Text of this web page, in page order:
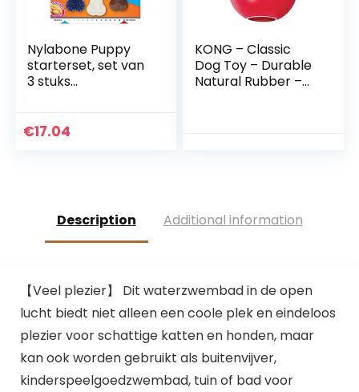
Nylabone Puppy
starterset, set van
3 stuks
kauwbeenderen,
€17.04
KONG – Classic
Dog Toy – Durable
Natural Rubber –
Description Additional information
【Veel plezier】 Dit waterzwembad in de open
lucht biedt niet alleen een coole plek en eindeloos
plezier voor schattige katten en honden, maar
kan ook worden gebruikt als buitenvijver,
kinderspeelgoedzwembad, tuin of bad voor